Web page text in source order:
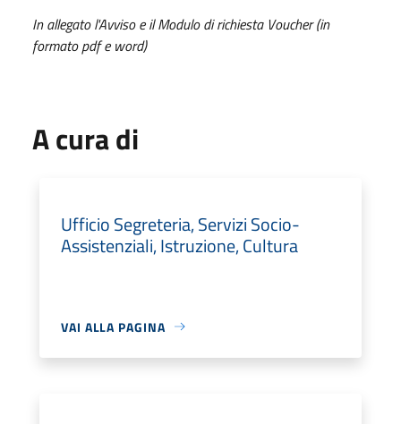
In allegato l'Avviso e il Modulo di richiesta Voucher (in
formato pdf e word)
A cura di
Ufficio Segreteria, Servizi Socio-
Assistenziali, Istruzione, Cultura
VAI ALLA PAGINA